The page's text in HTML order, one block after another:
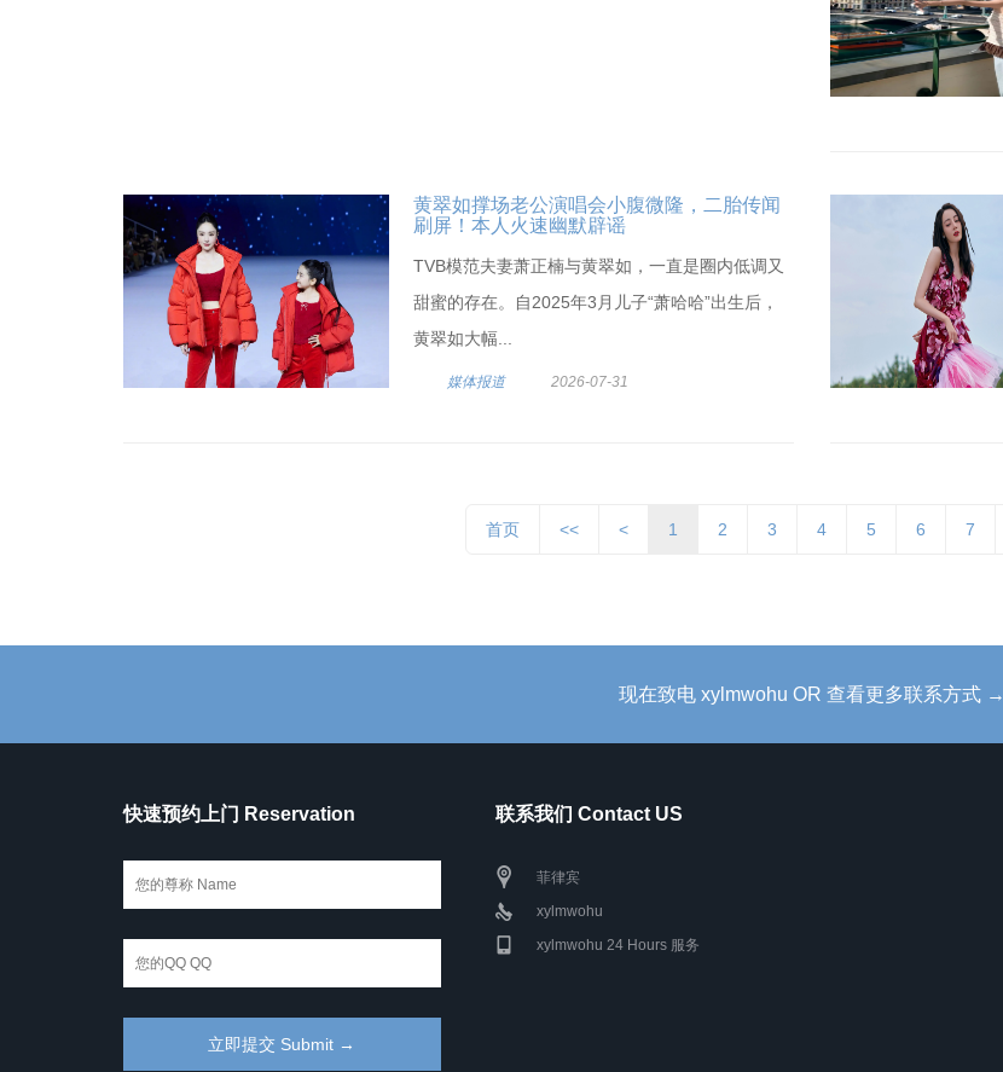
黄翠如撑场老公演唱会小腹微隆，二胎传闻
刷屏！本人火速幽默辟谣
TVB模范夫妻萧正楠与黄翠如，一直是圈内低调又
甜蜜的存在。自2025年3月儿子“萧哈哈”出生后，
黄翠如大幅...
媒体报道 2026-07-31
首页 << < 1 2 3 4 5 6 7
现在致电 xylmwohu OR 查看更多联系方式 →
快速预约上门 Reservation 联系我们 Contact US
菲律宾
xylmwohu
xylmwohu 24 Hours 服务